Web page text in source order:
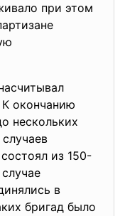
при этом
К окончанию
нескольких
из 150-
в
бригад было